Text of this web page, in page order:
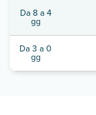
Da 8 a 4
gg
Da 3 a 0
gg